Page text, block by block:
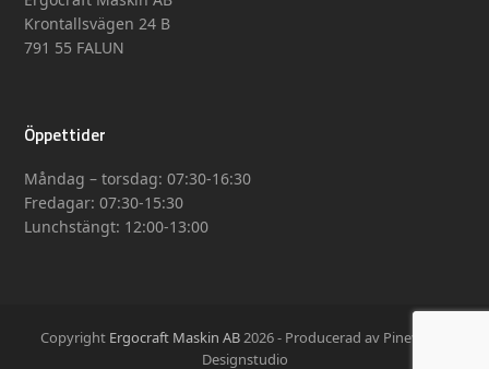
Krontallsvägen 24 B
791 55 FALUN
Öppettider
Måndag – torsdag: 07:30-16:30
Fredagar: 07:30-15:30
Lunchstängt: 12:00-13:00
Copyright Ergocraft Maskin AB2026 - Producerad av Pinevision
Designstudio